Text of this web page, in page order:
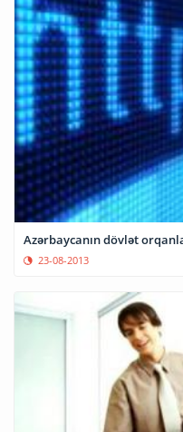
Azərbaycanın dövlət
23-08-2013